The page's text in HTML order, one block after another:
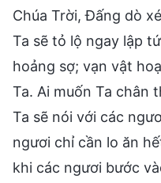
Chúa Trời, Đấng dò
Ta sẽ tỏ lộ ngay lập
hoảng sợ; vạn vật
Ta. Ai muốn Ta chân
Ta sẽ nói với các
ngươi chỉ cần lo ăn
khi các ngươi bước